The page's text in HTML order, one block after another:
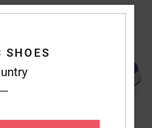
SHOES